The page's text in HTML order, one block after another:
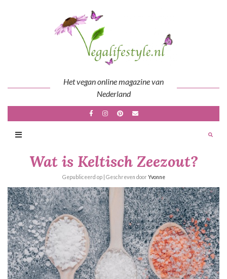
Het vegan online magazine van
Nederland
Wat is Keltisch Zeezout?
Gepubliceerd op | Geschreven door Yvonne